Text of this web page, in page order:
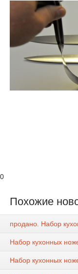
0
Похожие
продано. Набор
Набор кухонных
Набор кухонных